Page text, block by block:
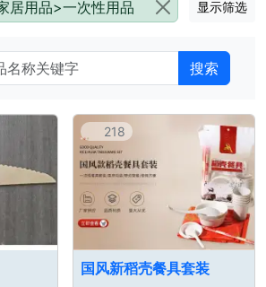
居用品>一次性用品 显示筛选
搜索
218
国风新稻壳餐具套装